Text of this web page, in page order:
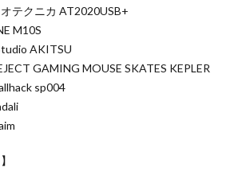
テクニカ AT2020USB+
M10S
AKITSU
GAMING MOUSE SKATES KEPLER
sp004